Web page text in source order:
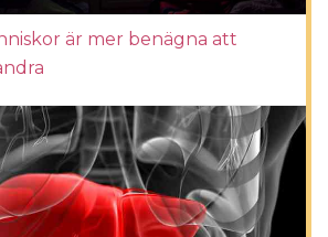
är mer benägna att